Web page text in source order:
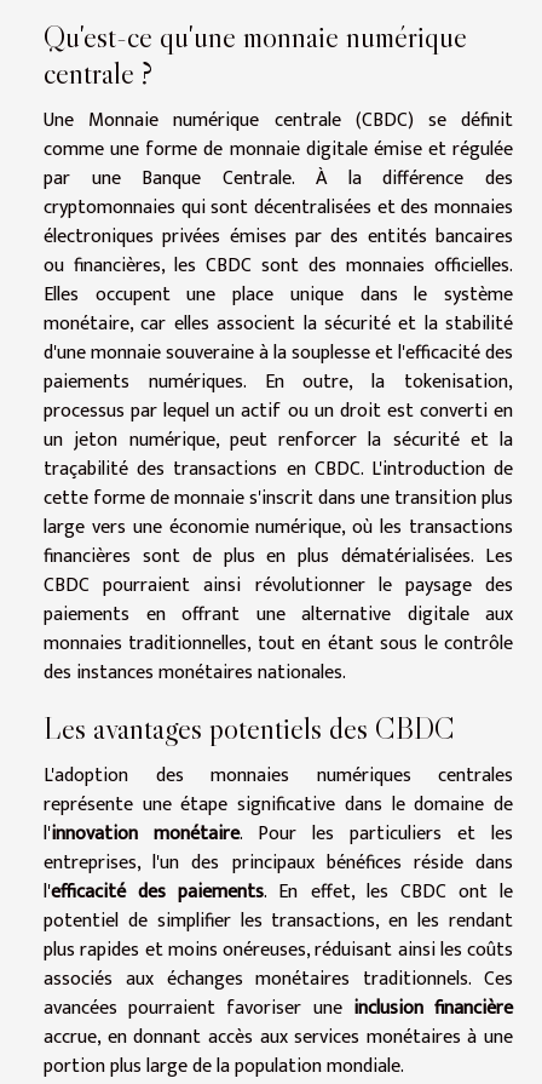
Qu'est-ce qu'une monnaie numérique
centrale ?
Une Monnaie numérique centrale (CBDC) se définit
comme une forme de monnaie digitale émise et régulée
par une Banque Centrale. À la différence des
cryptomonnaies qui sont décentralisées et des monnaies
électroniques privées émises par des entités bancaires
ou financières, les CBDC sont des monnaies officielles.
Elles occupent une place unique dans le système
monétaire, car elles associent la sécurité et la stabilité
d'une monnaie souveraine à la souplesse et l'efficacité des
paiements numériques. En outre, la tokenisation,
processus par lequel un actif ou un droit est converti en
un jeton numérique, peut renforcer la sécurité et la
traçabilité des transactions en CBDC. L'introduction de
cette forme de monnaie s'inscrit dans une transition plus
large vers une économie numérique, où les transactions
financières sont de plus en plus dématérialisées. Les
CBDC pourraient ainsi révolutionner le paysage des
paiements en offrant une alternative digitale aux
monnaies traditionnelles, tout en étant sous le contrôle
des instances monétaires nationales.
Les avantages potentiels des CBDC
L'adoption des monnaies numériques centrales
représente une étape significative dans le domaine de
l'innovation monétaire. Pour les particuliers et les
entreprises, l'un des principaux bénéfices réside dans
l'efficacité des paiements. En effet, les CBDC ont le
potentiel de simplifier les transactions, en les rendant
plus rapides et moins onéreuses, réduisant ainsi les coûts
associés aux échanges monétaires traditionnels. Ces
avancées pourraient favoriser une inclusion financière
accrue, en donnant accès aux services monétaires à une
portion plus large de la population mondiale.